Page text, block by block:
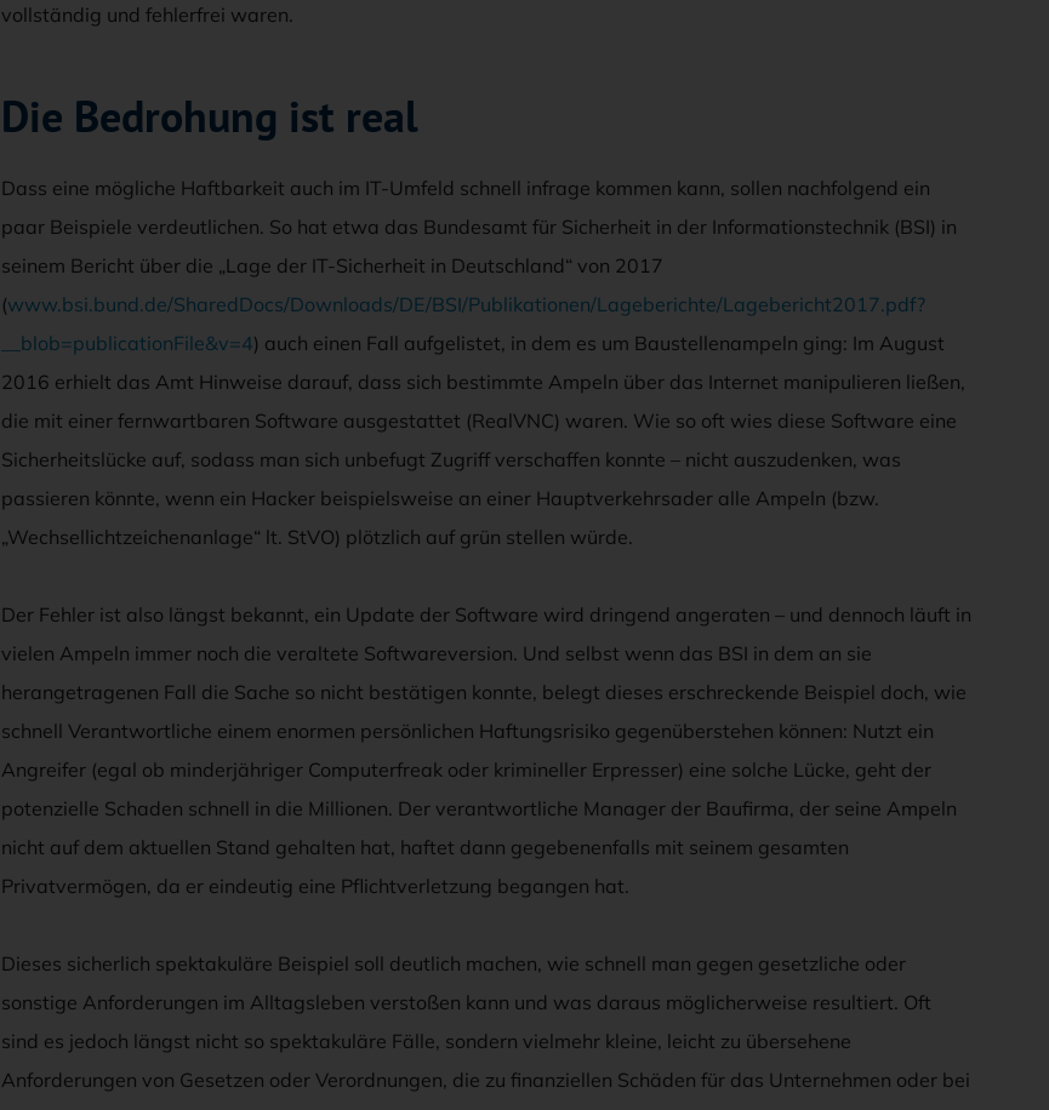
vollständig und fehlerfrei waren.
Die Bedrohung ist real
Dass eine mögliche Haftbarkeit auch im IT-Umfeld schnell infrage kommen kann, sollen nachfolgend ein
paar Beispiele verdeutlichen. So hat etwa das Bundesamt für Sicherheit in der Informationstechnik (BSI) in
seinem Bericht über die „Lage der IT-Sicherheit in Deutschland“ von 2017
(www.bsi.bund.de/SharedDocs/Downloads/DE/BSI/Publikationen/Lageberichte/Lagebericht2017.pdf?
__blob=publicationFile&v=4) auch einen Fall aufgelistet, in dem es um Baustellenampeln ging: Im August
2016 erhielt das Amt Hinweise darauf, dass sich bestimmte Ampeln über das Internet manipulieren ließen,
die mit einer fernwartbaren Software ausgestattet (RealVNC) waren. Wie so oft wies diese Software eine
Sicherheitslücke auf, sodass man sich unbefugt Zugriff verschaffen konnte – nicht auszudenken, was
passieren könnte, wenn ein Hacker beispielsweise an einer Hauptverkehrsader alle Ampeln (bzw.
„Wechsellichtzeichenanlage“ lt. StVO) plötzlich auf grün stellen würde.
Der Fehler ist also längst bekannt, ein Update der Software wird dringend angeraten – und dennoch läuft in
vielen Ampeln immer noch die veraltete Softwareversion. Und selbst wenn das BSI in dem an sie
herangetragenen Fall die Sache so nicht bestätigen konnte, belegt dieses erschreckende Beispiel doch, wie
schnell Verantwortliche einem enormen persönlichen Haftungsrisiko gegenüberstehen können: Nutzt ein
Angreifer (egal ob minderjähriger Computerfreak oder krimineller Erpresser) eine solche Lücke, geht der
potenzielle Schaden schnell in die Millionen. Der verantwortliche Manager der Baufirma, der seine Ampeln
nicht auf dem aktuellen Stand gehalten hat, haftet dann gegebenenfalls mit seinem gesamten
Privatvermögen, da er eindeutig eine Pflichtverletzung begangen hat.
Dieses sicherlich spektakuläre Beispiel soll deutlich machen, wie schnell man gegen gesetzliche oder
sonstige Anforderungen im Alltagsleben verstoßen kann und was daraus möglicherweise resultiert. Oft
sind es jedoch längst nicht so spektakuläre Fälle, sondern vielmehr kleine, leicht zu übersehene
Anforderungen von Gesetzen oder Verordnungen, die zu finanziellen Schäden für das Unternehmen oder bei